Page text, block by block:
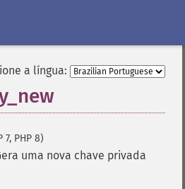
a língua:
7, PHP 8)
uma nova chave privada